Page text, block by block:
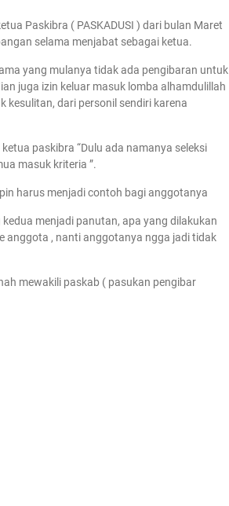
Paskibra ( PASKADUSI ) dari bulan Maret
selama menjabat sebagai ketua.
yang mulanya tidak ada pengibaran untuk
juga izin keluar masuk lomba alhamdulillah
kesulitan, dari personil sendiri karena
paskibra “Dulu ada namanya seleksi
masuk kriteria ”.
harus menjadi contoh bagi anggotanya
menjadi panutan, apa yang dilakukan
anggota , nanti anggotanya ngga jadi tidak
mewakili paskab ( pasukan pengibar